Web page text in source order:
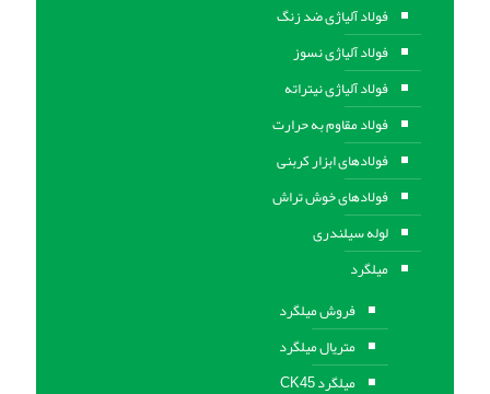
فولاد آلیاژی ضد زنگ
فولاد آلیاژی نسوز
فولاد آلیاژی نیتراته
فولاد مقاوم به حرارت
فولادهای ابزار کربنی
فولادهای خوش تراش
لوله سیلندری
میلگرد
فروش میلگرد
متریال میلگرد
میلگرد CK45